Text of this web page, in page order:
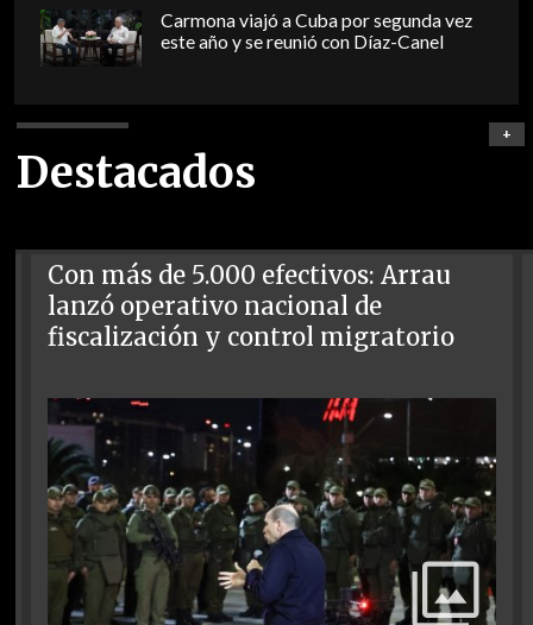
Carmona viajó a Cuba por segunda vez
este año y se reunió con Díaz-Canel
Destacados
+
Con más de 5.000 efectivos: Arrau
lanzó operativo nacional de
fiscalización y control migratorio